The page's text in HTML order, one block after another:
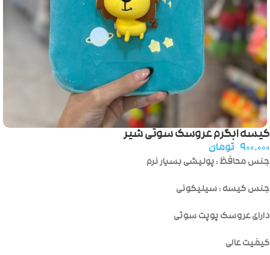
کیسه ابگرم عروسک سوتی شیر
۹۰۰.۰۰۰ تومان
جنس محافظ : پولیشی بسیار نرم
جنس کیسه : سیلیکونی
دارای عروسک پوپت سوتی
کیفیت عالی